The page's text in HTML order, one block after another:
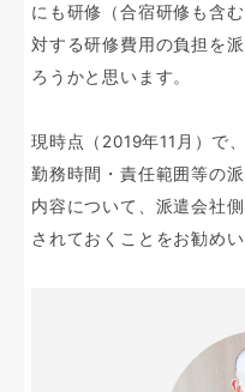
にも研修（合宿研修も含
対する研修費用の負担を
ろうかと思います。
現時点（2019年11月）で
勤務時間・責任範囲等の
内容について、派遣会社
されておくことをお勧めい